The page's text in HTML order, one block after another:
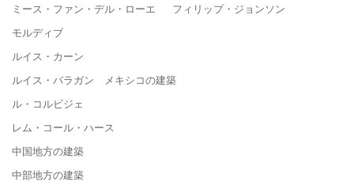
ミース・ファン・デル・ローエ フィリップ・ジョンソン
モルディブ
ルイス・カーン
ルイス・バラガン メキシコの建築
ル・コルビジェ
レム・コール・ハース
中国地方の建築
中部地方の建築